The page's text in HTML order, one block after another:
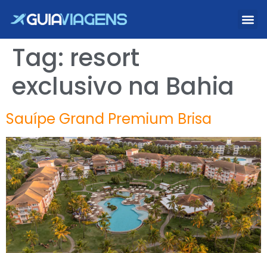
Tag: resort
exclusivo na Bahia
Sauípe Grand Premium Brisa